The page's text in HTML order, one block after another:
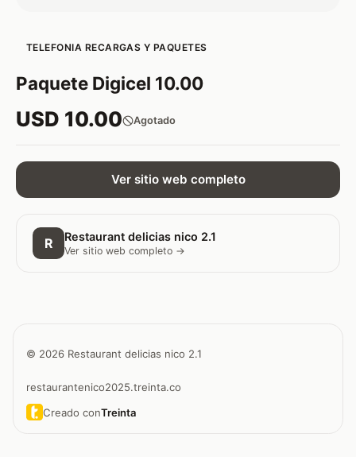
TELEFONIA RECARGAS Y PAQUETES
Paquete Digicel 10.00
USD 10.00 Agotado
Ver sitio web completo
R Restaurant delicias nico 2.1
Ver sitio web completo →
© 2026 Restaurant delicias nico 2.1
restaurantenico2025.treinta.co
Creado conTreinta